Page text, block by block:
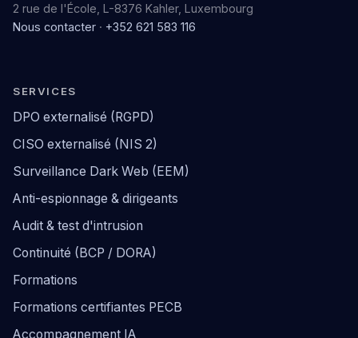
2 rue de l'École, L-8376 Kahler, Luxembourg
Nous contacter · +352 621 583 116
SERVICES
DPO externalisé (RGPD)
CISO externalisé (NIS 2)
Surveillance Dark Web (EEM)
Anti-espionnage & dirigeants
Audit & test d'intrusion
Continuité (BCP / DORA)
Formations
Formations certifiantes PECB
Accompagnement IA